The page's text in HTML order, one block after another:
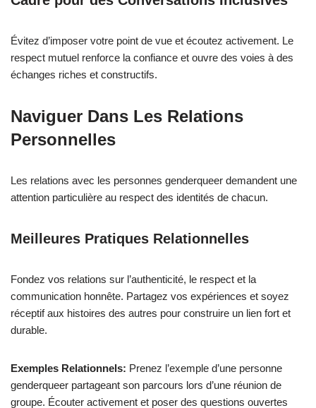
Évitez d’imposer votre point de vue et écoutez activement. Le
respect mutuel renforce la confiance et ouvre des voies à des
échanges riches et constructifs.
Naviguer Dans Les Relations
Personnelles
Les relations avec les personnes genderqueer demandent une
attention particulière au respect des identités de chacun.
Meilleures Pratiques Relationnelles
Fondez vos relations sur l’authenticité, le respect et la
communication honnête. Partagez vos expériences et soyez
réceptif aux histoires des autres pour construire un lien fort et
durable.
Exemples Relationnels: Prenez l’exemple d’une personne
genderqueer partageant son parcours lors d’une réunion de
groupe. Écouter activement et poser des questions ouvertes